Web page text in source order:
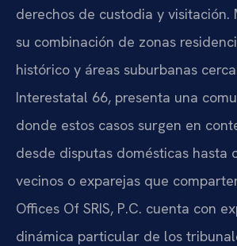
derechos de custodia y visitación.
su combinación de zonas
histórico y áreas suburbanas
Interestatal 66, presenta una
donde estos casos surgen en
desde disputas domésticas hasta
vecinos o exparejas que
Offices Of SRIS, P.C. cuenta con
dinámica particular de los